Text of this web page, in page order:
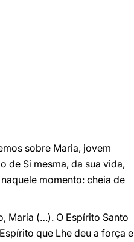
sobre Maria, jovem
de Si mesma, da sua vida,
momento: cheia de
Maria (…). O Espírito Santo
que Lhe deu a força e